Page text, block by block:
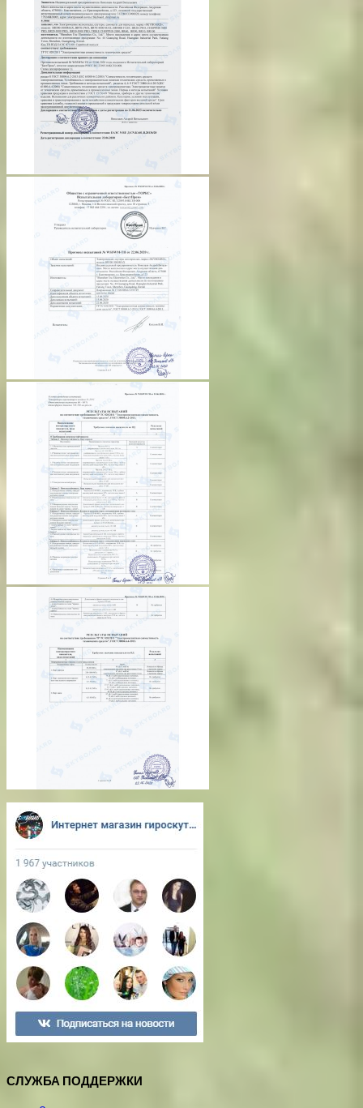
СЛУЖБА ПОДДЕРЖКИ